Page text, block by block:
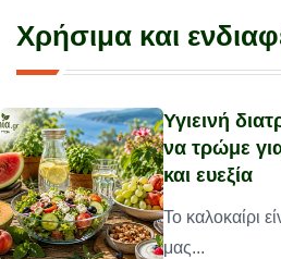
Χρήσιμα και
Υγιεινή
να τρώμε
και ευεξία
Το καλοκαίρι
μας...